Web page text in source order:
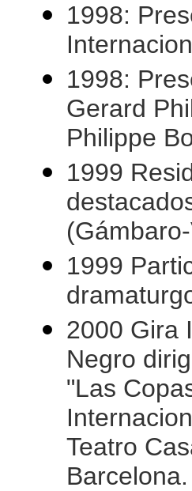
1998:
1998:
Gerard
Philippe
1999
1999
2000 Gira
Negro
"Las
Teatro
Barcelona.